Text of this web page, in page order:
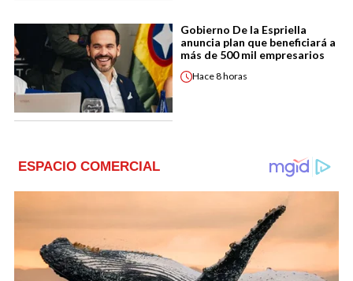
Gobierno De la Espriella
anuncia plan que beneficiará a
más de 500 mil empresarios
Hace8 horas